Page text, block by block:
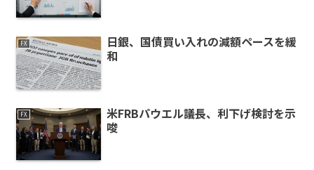
FX
日銀、国債買い入れの減額ペースを緩
和
FX
米FRBパウエル議長、利下げ検討を示
唆